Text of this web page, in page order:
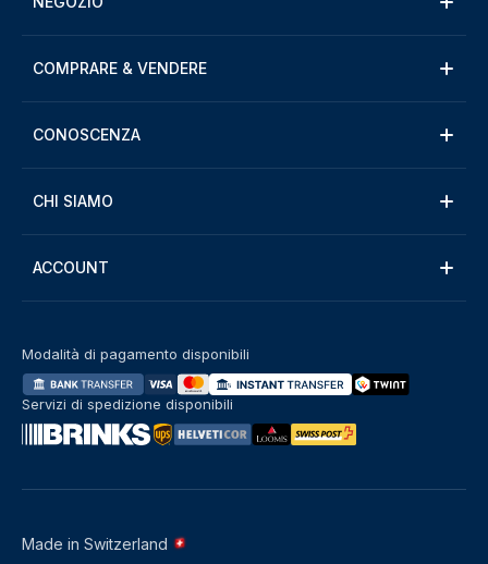
COMPRARE & VENDERE
CONOSCENZA
CHI SIAMO
ACCOUNT
Made in Switzerland
Modalità di pagamento disponibili
Servizi di spedizione disponibili